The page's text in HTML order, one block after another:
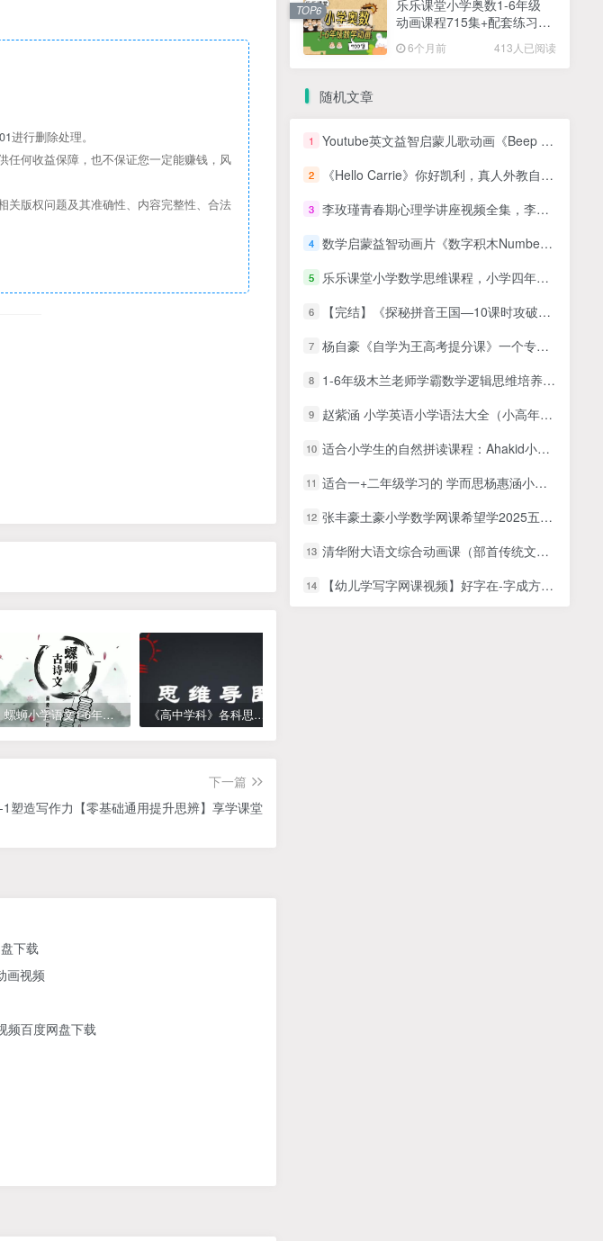
进行删除处理。
任何收益保障，也不保证您一定能赚钱，风
关版权问题及其准确性、内容完整性、合法
螺蛳小学语文1-6年级《小学古诗文》课程视频 《高中学科》各科思维导图
下一篇
塑造写作力【零基础通用提升思辨】享学课堂
下载
画视频
频百度网盘下载
乐乐课堂小学奥数1-6年级
动画课程715集+配套练习册
6个月前 413人已阅读
TOP6
随机文章
1 Youtube英文益智启蒙儿歌动画《Beep Beep》全120集，1080P高清视频带英文字幕，带配套音频MP3，百度网盘下载！
2 《Hello Carrie》你好凯利，真人外教自然拼读动画和英语儿歌，全155集，1080P高清视频，带配套音频MP3，百度网盘下载！
3 李玫瑾青春期心理学讲座视频全集，李玫瑾育儿讲座视频全集下载
4 数学启蒙益智动画片《数字积木Numberblocks》第五季全15集
5 乐乐课堂小学数学思维课程，小学四年级数学奥数MP4视频课程
6 【完结】《探秘拼音王国—10课时攻破必学拼音》幼小衔接一年级拼音学习MP4视频百度网盘下载 校汇网的头像-校汇学习课堂终生会员 校汇网
7 杨自豪《自学为王高考提分课》一个专门针对高考考生的课程
8 1-6年级木兰老师学霸数学逻辑思维培养视频课程➕练习
9 赵紫涵 小学英语小学语法大全（小高年级必学）30讲带讲义
10 适合小学生的自然拼读课程：Ahakid小学常用英语自然拼读课堂（43集）
11 适合一+二年级学习的 学而思杨惠涵小学看图写话 全攻略资源合集 百度网盘下载
12 张丰豪土豪小学数学网课希望学2025五年级数学秋上人教版A+网课视频
13 清华附大语文综合动画课（部首传统文化词语汉字偏旁）全套
14 【幼儿学写字网课视频】好字在-字成方圆小学一年级（上册）汉字练字书写【50集完整版】MP4视频百度网盘下载